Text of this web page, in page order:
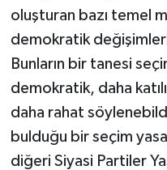
oluşturan bazı temel
demokratik
Bunların bir tanesi
demokratik, daha
daha rahat
bulduğu bir seçim
diğeri Siyasi Partiler